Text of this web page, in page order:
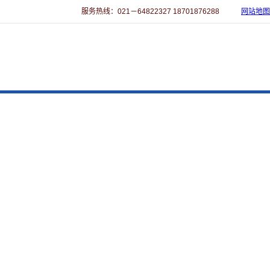
服务热线：021－64822327 18701876288 网站地图